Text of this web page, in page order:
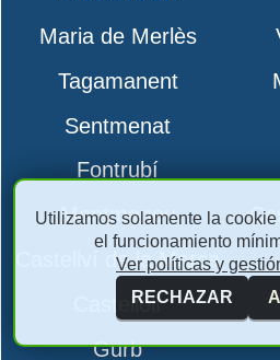
Maria de Merlès
Tagamanent
Sentmenat
Fontrubí
Montmaneu
Castellví de la Marca
Castellolí
Gurb
Utilizamos solamente la
el funcionamiento
Ver políticas y
RECHAZAR